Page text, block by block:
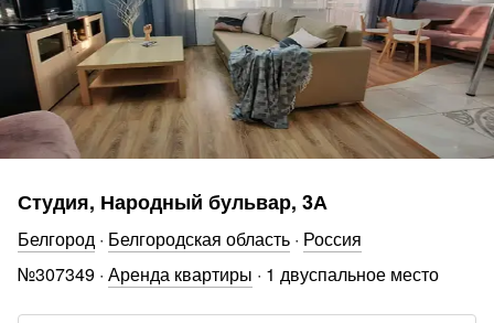
Студия, Народный бульвар, 3А
Белгород · Белгородская область · Россия
№307349 · Аренда квартиры · 1 двуспальное место